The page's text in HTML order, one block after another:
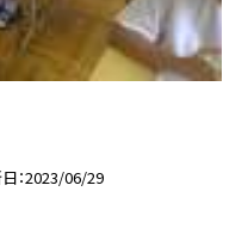
2023/06/29